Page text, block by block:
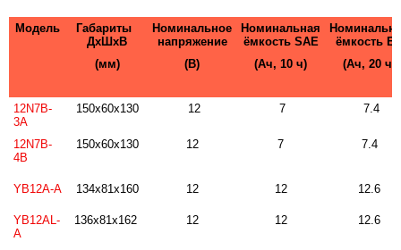
Модель
Габариты
ДхШхВ
(мм)
Номинальное
напряжение
(В)
Номинальная
ёмкость SAE
(Ач, 10 ч)
ёмкость
(Ач, 20 ч)
12N7B-
3A
150x60x130 12 7 7.4
12N7B-
4B
150x60x130 12 7 7.4
YB12A-A 134x81x160 12 12 12.6
YB12AL-
A
136x81x162 12 12 12.6